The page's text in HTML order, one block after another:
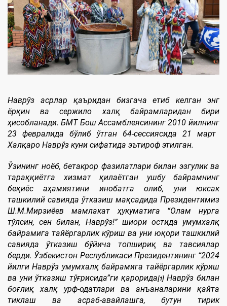
Наврўз асрлар қаъриданбизгачаетиб келган энг
ёрқин васержило халқ байрамларидан бири
ҳисобланади. БМТ Бош Ассамблеясининг 2010 йилнинг
23 февралида бўлиб ўтган 64-сессиясида 21 март
Халқаро Наврўз куни сифатида эътироф этилган.
Ўзининг ноёб, бетакрор фазилатлари билан эзгулик ва
тараққиётга хизмат қилаётган ушбу байрамнинг
беқиёс аҳамиятини инобатга олиб, уни юксак
ташкилий савияда ўтказиш мақсадида Президентимиз
Ш.M.Мирзиёев мамлакат ҳукуматига “Олам нурга
тўлсин, сен билан, Наврўз!” шиори остида умумхалқ
байрамига тайёргарлик кўриш ва уни юқори ташкилий
савияда ўтказиш бўйича топшириқ ва тавсиялар
берди. Ўзбекистон Республикаси Президентининг “2024
йилги Наврўз умумхалқ байрамига тайёргарлик кўриш
ва уни ўтказиш тўғрисида”ги қарорида[1]Наврўз билан
боғлиқ халқ урф-одатлари ва анъаналарини қайта
тиклаш ва асраб-авайлашга, бутун тирик